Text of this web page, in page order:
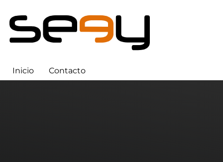
Inicio Contacto